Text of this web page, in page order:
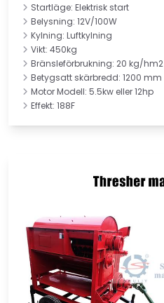
Startläge: Elektrisk start
Belysning: 12V/100W
Kylning: Luftkylning
Vikt: 450kg
Bränsleförbrukning: 20 kg/hm2
Betygsatt skärbredd: 1200 mm
Motor Modell: 5.5kw eller 12hp
Effekt: 188F